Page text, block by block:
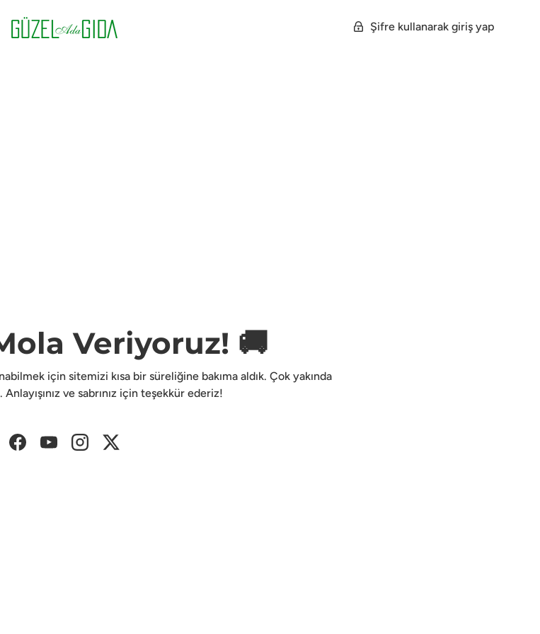
Şifre kullanarak giriş yap
Veriyoruz! 🚚
için sitemizi kısa bir süreliğine bakıma aldık. Çok yakında
ve sabrınız için teşekkür ederiz!
FacebookYouTubeInstagramTwitter